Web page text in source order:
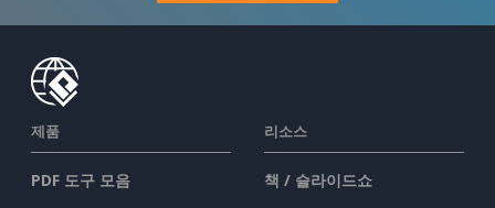
제품
PDF 도구 모음
리소스
책 / 슬라이드쇼